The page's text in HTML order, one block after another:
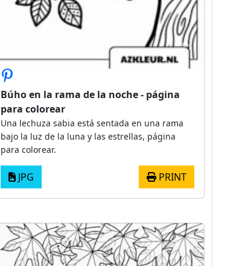
Búho en la rama de la noche - página
para colorear
Una lechuza sabia está sentada en una rama
bajo la luz de la luna y las estrellas, página
para colorear.
JPG PRINT